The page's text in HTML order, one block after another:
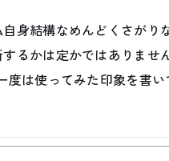
身結構なめんどくさがり
るかは定かではありませ
度は使ってみた印象を書